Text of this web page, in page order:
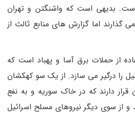
بدیهی است که واشنگتن و تهران
اما گزارش های منابع ثالث از
از حملات برق آسا و پهباد است که
را درگیر می سازد. از یک سو کهکشان
دارند که در خاک سوریه و به نفع
و از سوی دیگر نیروهای مسلح اسرائیل